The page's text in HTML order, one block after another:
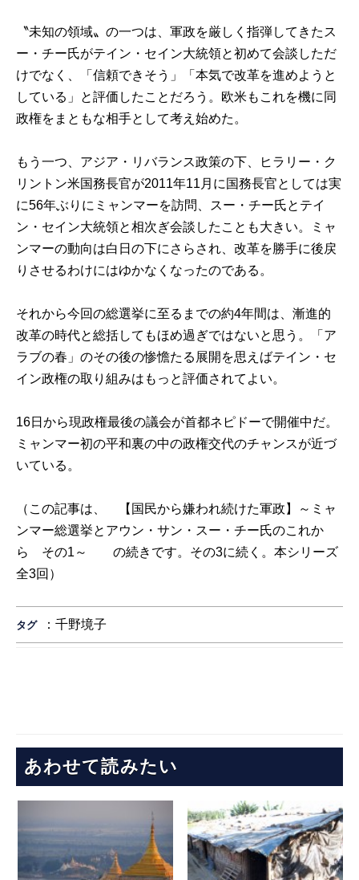
〝未知の領域〟の一つは、軍政を厳しく指弾してきたス
ー・チー氏がテイン・セイン大統領と初めて会談しただ
けでなく、「信頼できそう」「本気で改革を進めようと
している」と評価したことだろう。欧米もこれを機に同
政権をまともな相手として考え始めた。
もう一つ、アジア・リバランス政策の下、ヒラリー・ク
リントン米国務長官が2011年11月に国務長官としては実
に56年ぶりにミャンマーを訪問、スー・チー氏とテイ
ン・セイン大統領と相次ぎ会談したことも大きい。ミャ
ンマーの動向は白日の下にさらされ、改革を勝手に後戻
りさせるわけにはゆかなくなったのである。
それから今回の総選挙に至るまでの約4年間は、漸進的
改革の時代と総括してもほめ過ぎではないと思う。「ア
ラブの春」のその後の惨憺たる展開を思えばテイン・セ
イン政権の取り組みはもっと評価されてよい。
16日から現政権最後の議会が首都ネピドーで開催中だ。
ミャンマー初の平和裏の中の政権交代のチャンスが近づ
いている。
（この記事は、
【国民から嫌われ続けた軍政】～ミャ
ンマー総選挙とアウン・サン・スー・チー氏のこれか
ら その1～
の続きです。その3に続く。本シリーズ
全3回）
タグ ： 千野境子
あわせて読みたい